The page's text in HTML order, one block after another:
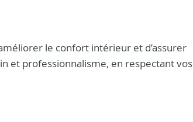
le confort intérieur et d’assurer
et professionnalisme, en respectant vos